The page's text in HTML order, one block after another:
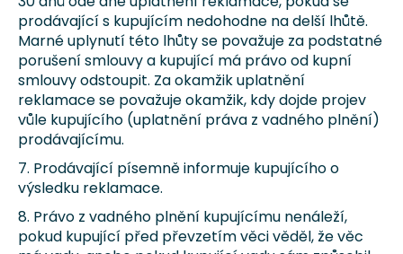
prodávající s kupujícím nedohodne na delší lhůtě.
Marné uplynutí této lhůty se považuje za podstatné
porušení smlouvy a kupující má právo od kupní
smlouvy odstoupit. Za okamžik uplatnění
reklamace se považuje okamžik, kdy dojde projev
vůle kupujícího (uplatnění práva z vadného plnění)
prodávajícímu.
7. Prodávající písemně informuje kupujícího o
výsledku reklamace.
8. Právo z vadného plnění kupujícímu nenáleží,
pokud kupující před převzetím věci věděl, že věc